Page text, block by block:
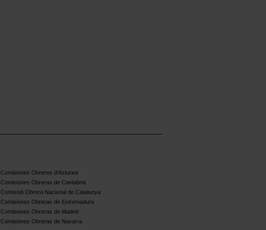
Comisiones Obreres d'Asturies
Comisiones Obreras de Cantabria
Comissió Obrera Nacional de Catalunya
Comisiones Obreras de Extremadura
Comisiones Obreras de Madrid
Comisiones Obreras de Navarra